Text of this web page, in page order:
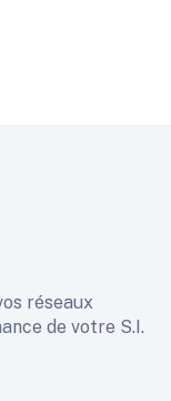
réseaux
de votre S.I.